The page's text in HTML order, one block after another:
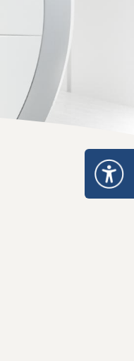
ารเครื่องมือแพทย์
ะกรรมการอาหารและยา